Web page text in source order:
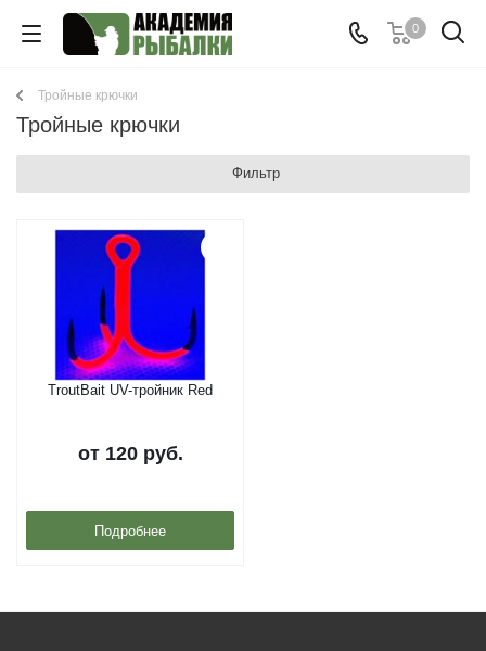
0
Тройные крючки
Тройные крючки
Фильтр
TroutBait UV-тройник Red
от 120 руб.
Подробнее